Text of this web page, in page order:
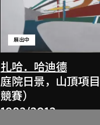
扎哈．哈迪德
展出中
庭院日景，山頂項
競賽）
1983/2012